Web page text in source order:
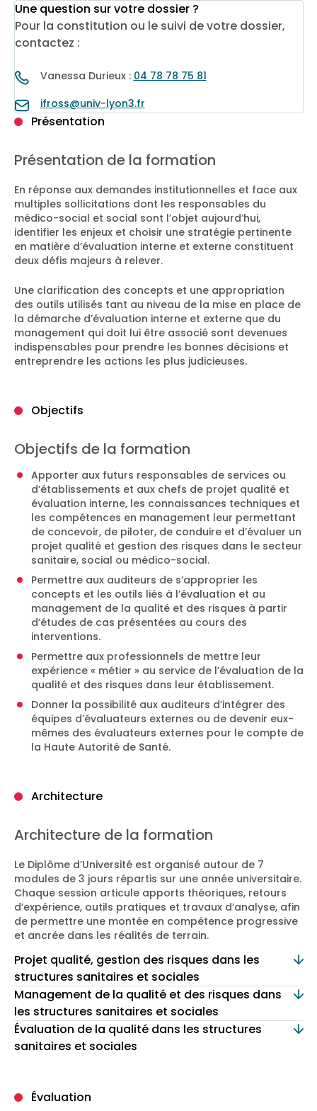
Une question sur votre dossier ?
Pour la constitution ou le suivi de votre dossier,
contactez :
Vanessa Durieux : 04 78 78 75 81
ifross@univ-lyon3.fr
Présentation
Présentation de la formation
En réponse aux demandes institutionnelles et face aux
multiples sollicitations dont les responsables du
médico-social et social sont l’objet aujourd’hui,
identifier les enjeux et choisir une stratégie pertinente
en matière d’évaluation interne et externe constituent
deux défis majeurs à relever.
Une clarification des concepts et une appropriation
des outils utilisés tant au niveau de la mise en place de
la démarche d’évaluation interne et externe que du
management qui doit lui être associé sont devenues
indispensables pour prendre les bonnes décisions et
entreprendre les actions les plus judicieuses.
Objectifs
Objectifs de la formation
Apporter aux futurs responsables de services ou
d’établissements et aux chefs de projet qualité et
évaluation interne, les connaissances techniques et
les compétences en management leur permettant
de concevoir, de piloter, de conduire et d’évaluer un
projet qualité et gestion des risques dans le secteur
sanitaire, social ou médico-social.
Permettre aux auditeurs de s’approprier les
concepts et les outils liés à l’évaluation et au
management de la qualité et des risques à partir
d’études de cas présentées au cours des
interventions.
Permettre aux professionnels de mettre leur
expérience « métier » au service de l’évaluation de la
qualité et des risques dans leur établissement.
Donner la possibilité aux auditeurs d’intégrer des
équipes d’évaluateurs externes ou de devenir eux-
mêmes des évaluateurs externes pour le compte de
la Haute Autorité de Santé.
Architecture
Architecture de la formation
Le Diplôme d’Université est organisé autour de 7
modules de 3 jours répartis sur une année universitaire.
Chaque session articule apports théoriques, retours
d’expérience, outils pratiques et travaux d’analyse, afin
de permettre une montée en compétence progressive
et ancrée dans les réalités de terrain.
Projet qualité, gestion des risques dans les
structures sanitaires et sociales
Spécificités des enjeux de l’évaluation, de la qualité
et de la gestion des risques dans les structures
sanitaires et sociales
Management de projet et management du projet
qualité / gestion des risques dans les structures
sanitaires et sociales
Management de la qualité et des risques dans
les structures sanitaires et sociales
Management des processus, projet personnalisé et
management des risques dans les structures
sanitaires et sociales
Évaluation de la qualité dans les structures
sanitaires et sociales
Démontrer la qualité dans les structures sanitaires
et sociales par l’évaluation externe
Évaluation